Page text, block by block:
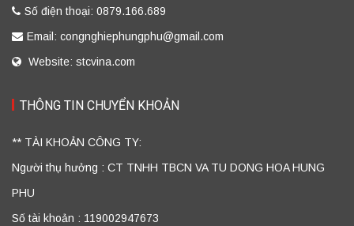
Số điện thoại: 0879.166.689
Email: congnghiephungphu@gmail.com
Website: stcvina.com
THÔNG TIN CHUYỂN KHOẢN
** TÀI KHOẢN CÔNG TY:
Người thụ hưởng : CT TNHH TBCN VA TU DONG HOA HUNG
PHU
Số tài khoản : 119002947673